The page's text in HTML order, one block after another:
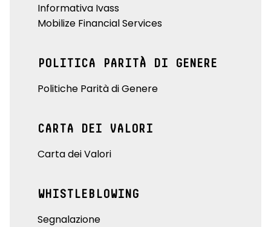
Informativa Ivass
Mobilize Financial Services
POLITICA PARITÀ DI GENERE
Politiche Parità di Genere
CARTA DEI VALORI
Carta dei Valori
WHISTLEBLOWING
Segnalazione